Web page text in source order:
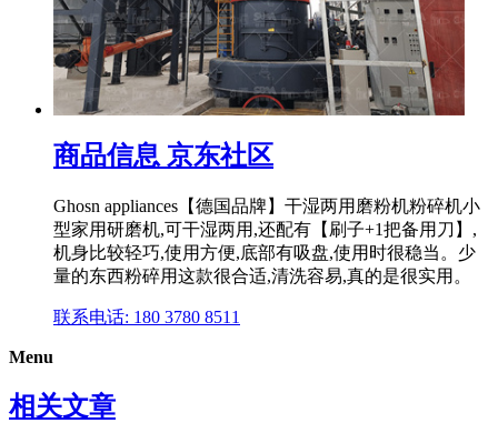
商品信息 京东社区
Ghosn appliances【德国品牌】干湿两用磨粉机粉碎机小
型家用研磨机,可干湿两用,还配有【刷子+1把备用刀】,
机身比较轻巧,使用方便,底部有吸盘,使用时很稳当。少
量的东西粉碎用这款很合适,清洗容易,真的是很实用。
联系电话: 180 3780 8511
Menu
相关文章